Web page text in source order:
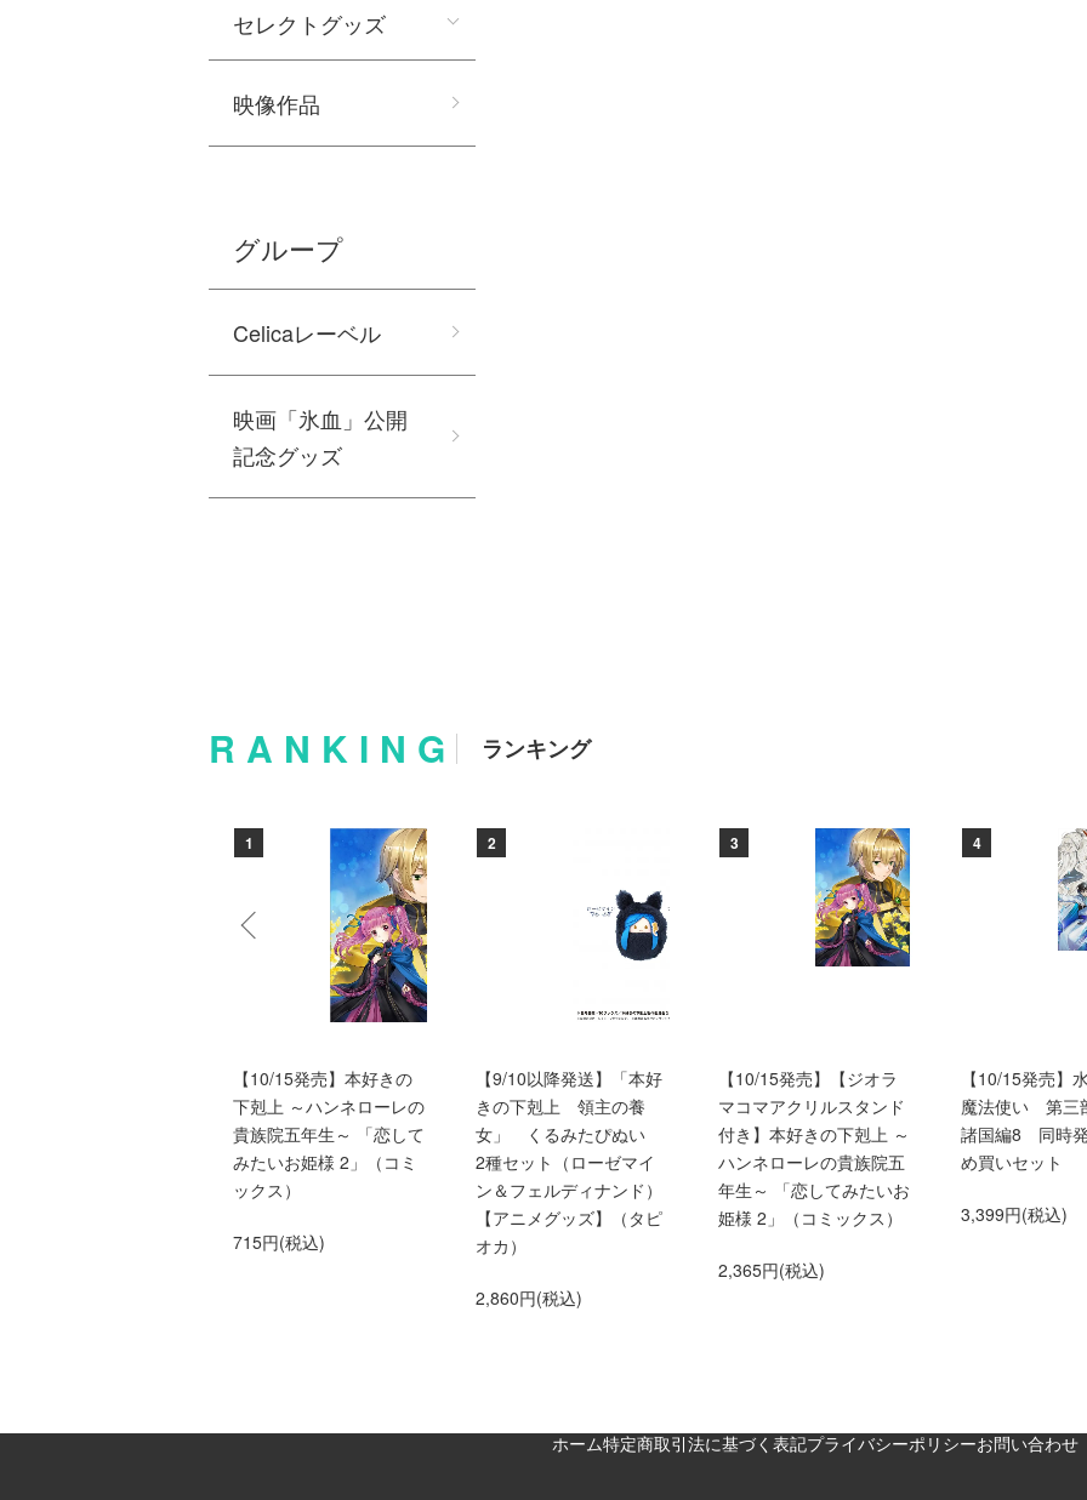
セレクトグッズ
映像作品
グループ
Celicaレーベル
映画「氷血」公開
記念グッズ
RANKING ランキング
1
【10/15発売】本好きの
下剋上 ～ハンネローレの
貴族院五年生～ 「恋して
みたいお姫様 2」（コミ
ックス）
715円(税込)
2
【9/10以降発送】「本好
きの下剋上 領主の養
女」 くるみたぴぬい
2種セット（ローゼマイ
ン＆フェルディナンド）
【アニメグッズ】（タピ
オカ）
2,860円(税込)
3
【10/15発売】【ジオラ
マコマアクリルスタンド
付き】本好きの下剋上 ～
ハンネローレの貴族院五
年生～ 「恋してみたいお
姫様 2」（コミックス）
2,365円(税込)
4
【10/15発売】
魔法使い 第
諸国編8 同時
め買いセット
3,399円(税込)
ホーム特定商取引法に基づく表記プライバシーポリシーお問い合わせ